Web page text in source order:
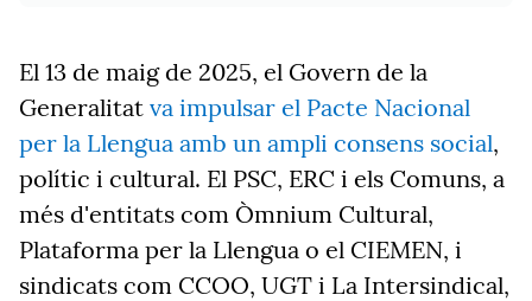
El 13 de maig de 2025, el Govern de la
Generalitat va impulsar el Pacte Nacional
per la Llengua amb un ampli consens social,
polític i cultural. El PSC, ERC i els Comuns, a
més d'entitats com Òmnium Cultural,
Plataforma per la Llengua o el CIEMEN, i
sindicats com CCOO, UGT i La Intersindical,